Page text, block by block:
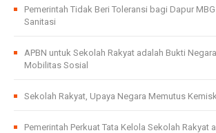
Pemerintah Tidak Beri Toleransi bagi Dapur
Sanitasi
APBN untuk Sekolah Rakyat adalah Bukti
Mobilitas Sosial
Sekolah Rakyat, Upaya Negara Memutus
Pemerintah Perkuat Tata Kelola Sekolah Rakyat